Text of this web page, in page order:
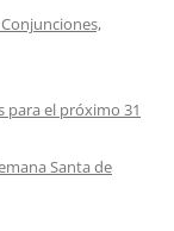
para el próximo 31
Santa de